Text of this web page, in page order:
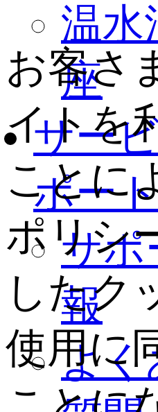
温水
座
サー
ポー
サポ
報
よく
お客さ
イトを
ことに
ポリシ
したク
使用に